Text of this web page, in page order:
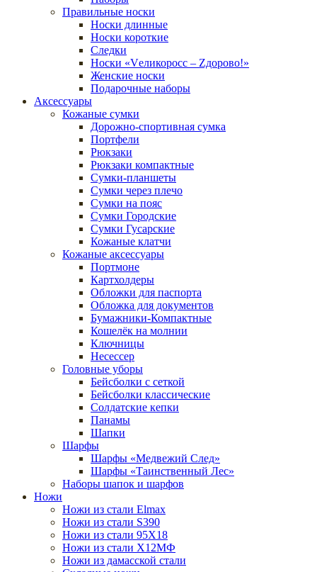
Правильные носки
Носки длинные
Носки короткие
Следки
Носки «Vеликоросс – Zдорово!»
Женские носки
Подарочные наборы
Аксессуары
Кожаные сумки
Дорожно-спортивная сумка
Портфели
Рюкзаки
Рюкзаки компактные
Сумки-планшеты
Сумки через плечо
Сумки на пояс
Сумки Городские
Сумки Гусарские
Кожаные клатчи
Кожаные аксессуары
Портмоне
Картхолдеры
Обложки для паспорта
Обложка для документов
Бумажники-Компактные
Кошелёк на молнии
Ключницы
Несессер
Головные уборы
Бейсболки с сеткой
Бейсболки классические
Солдатские кепки
Панамы
Шапки
Шарфы
Шарфы «Медвежий След»
Шарфы «Таинственный Лес»
Наборы шапок и шарфов
Ножи
Ножи из стали Elmax
Ножи из стали S390
Ножи из стали 95X18
Ножи из стали Х12МФ
Ножи из дамасской стали